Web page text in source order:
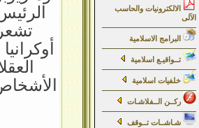
الالكترونيات والحاسب
الآلى
البرامج الاسلامية
تــواقيـع اسلامية
خلفيات اسلامية
ركــن الــفلاشـات
شـاشــات تــوقف